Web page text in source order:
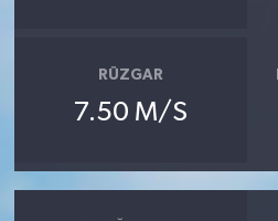
RÜZGAR
7.50 M/S